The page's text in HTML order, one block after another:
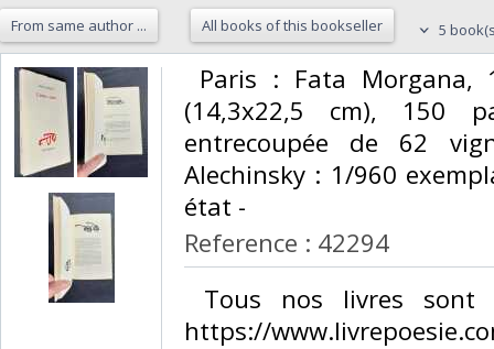
From same author ... All books of this bookseller 5
Paris : Fata
(14,3x22,5 cm), 150
entrecoupée de 62
Alechinsky : 1/960
état - ‎
Reference : 42294
Tous nos livres
https://